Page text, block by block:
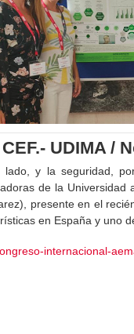
UDIMA /
lado, y la seguridad,
de la Universidad
presente en el
en España y uno
internacional-